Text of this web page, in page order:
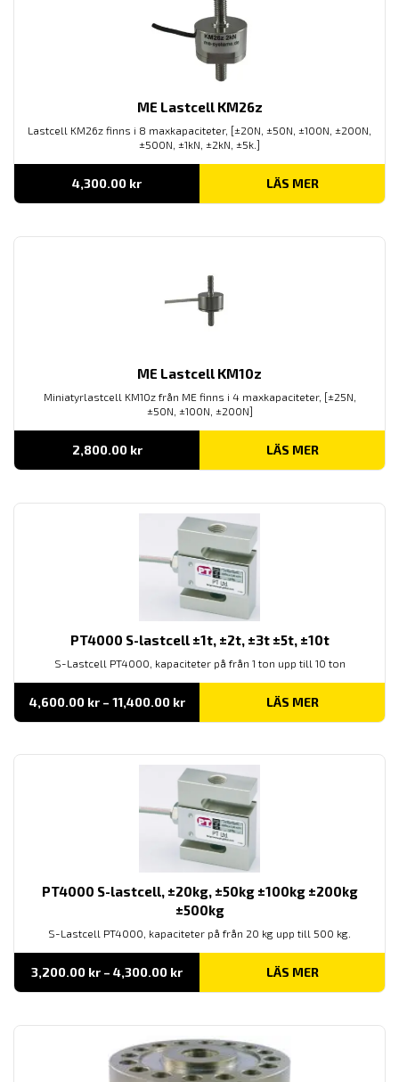
ME Lastcell KM26z
Lastcell KM26z finns i 8 maxkapaciteter, [±20N, ±50N, ±100N, ±200N,
±500N, ±1kN, ±2kN, ±5k.]
4,300.00 kr LÄS MER
ME Lastcell KM10z
Miniatyrlastcell KM10z från ME finns i 4 maxkapaciteter, [±25N,
±50N, ±100N, ±200N]
2,800.00 kr LÄS MER
PT4000 S-lastcell ±1t, ±2t, ±3t ±5t, ±10t
S-Lastcell PT4000, kapaciteter på från 1 ton upp till 10 ton
4,600.00 kr – 11,400.00 krPrisintervall:
till
LÄS MER
PT4000 S-lastcell, ±20kg, ±50kg ±100kg ±200kg
±500kg
S-Lastcell PT4000, kapaciteter på från 20 kg upp till 500 kg.
3,200.00 kr – 4,300.00 krPrisintervall:
till
LÄS MER